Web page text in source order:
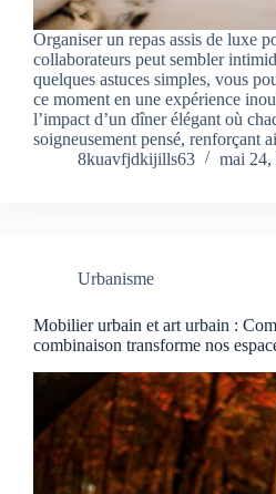
Organiser un repas assis de luxe
collaborateurs peut sembler
quelques astuces simples, vous
ce moment en une expérience
l’impact d’un dîner élégant où
soigneusement pensé, renforçant
8kuavfjdkijills63
mai 24,
Urbanisme
Mobilier urbain et art urbain :
combinaison transforme nos